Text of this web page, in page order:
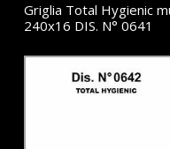
Griglia Total Hygienic
240x16 DIS. N° 0641